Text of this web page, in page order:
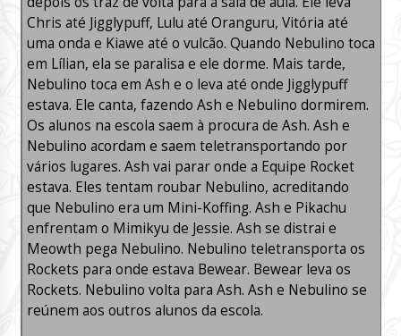
Chris até Jigglypuff, Lulu até Oranguru, Vitória até
uma onda e Kiawe até o vulcão. Quando Nebulino toca
em Lílian, ela se paralisa e ele dorme. Mais tarde,
Nebulino toca em Ash e o leva até onde Jigglypuff
estava. Ele canta, fazendo Ash e Nebulino dormirem.
Os alunos na escola saem à procura de Ash. Ash e
Nebulino acordam e saem teletransportando por
vários lugares. Ash vai parar onde a Equipe Rocket
estava. Eles tentam roubar Nebulino, acreditando
que Nebulino era um Mini-Koffing. Ash e Pikachu
enfrentam o Mimikyu de Jessie. Ash se distrai e
Meowth pega Nebulino. Nebulino teletransporta os
Rockets para onde estava Bewear. Bewear leva os
Rockets. Nebulino volta para Ash. Ash e Nebulino se
reúnem aos outros alunos da escola.